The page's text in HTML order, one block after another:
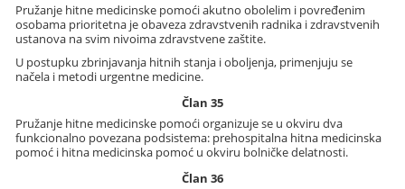
Pružanje hitne medicinske pomoći akutno obolelim i povređenim
osobama prioritetna je obaveza zdravstvenih radnika i zdravstvenih
ustanova na svim nivoima zdravstvene zaštite.
U postupku zbrinjavanja hitnih stanja i oboljenja, primenjuju se
načela i metodi urgentne medicine.
Član 35
Pružanje hitne medicinske pomoći organizuje se u okviru dva
funkcionalno povezana podsistema: prehospitalna hitna medicinska
pomoć i hitna medicinska pomoć u okviru bolničke delatnosti.
Član 36